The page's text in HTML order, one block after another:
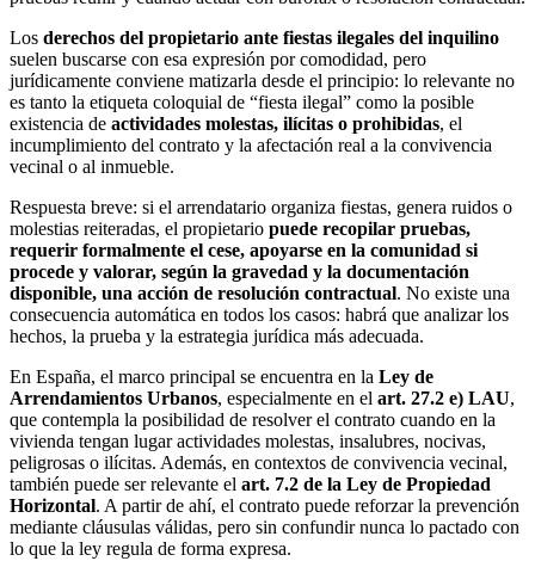
Los derechos del propietario ante fiestas ilegales del inquilino
suelen buscarse con esa expresión por comodidad, pero
jurídicamente conviene matizarla desde el principio: lo relevante no
es tanto la etiqueta coloquial de “fiesta ilegal” como la posible
existencia de actividades molestas, ilícitas o prohibidas, el
incumplimiento del contrato y la afectación real a la convivencia
vecinal o al inmueble.
Respuesta breve: si el arrendatario organiza fiestas, genera ruidos o
molestias reiteradas, el propietario puede recopilar pruebas,
requerir formalmente el cese, apoyarse en la comunidad si
procede y valorar, según la gravedad y la documentación
disponible, una acción de resolución contractual. No existe una
consecuencia automática en todos los casos: habrá que analizar los
hechos, la prueba y la estrategia jurídica más adecuada.
En España, el marco principal se encuentra en la Ley de
Arrendamientos Urbanos, especialmente en el art. 27.2 e) LAU,
que contempla la posibilidad de resolver el contrato cuando en la
vivienda tengan lugar actividades molestas, insalubres, nocivas,
peligrosas o ilícitas. Además, en contextos de convivencia vecinal,
también puede ser relevante el art. 7.2 de la Ley de Propiedad
Horizontal. A partir de ahí, el contrato puede reforzar la prevención
mediante cláusulas válidas, pero sin confundir nunca lo pactado con
lo que la ley regula de forma expresa.